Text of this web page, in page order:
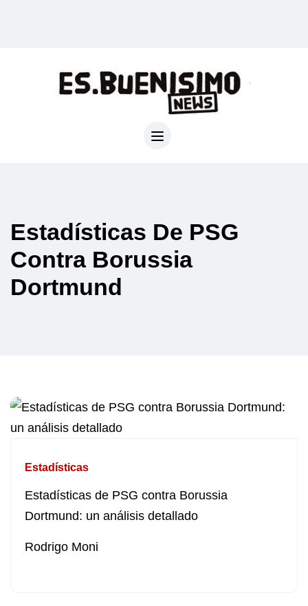
Estadísticas De PSG
Contra Borussia
Dortmund
Estadísticas
Estadísticas de PSG contra Borussia
Dortmund: un análisis detallado
Rodrigo Moni